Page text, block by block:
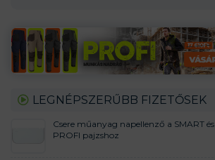
LEGNÉPSZERŰBB FIZETŐSEK
Csere műanyag napellenző a SMART és
PROFI pajzshoz